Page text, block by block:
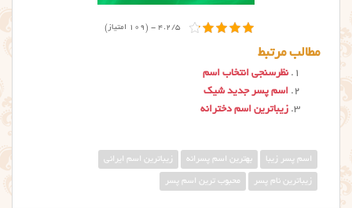
4.2/5 - (109 امتیاز)
مطالب مرتبط
نظرسنجی انتخاب اسم
اسم پسر جدید شیک
زیباترین اسم دخترانه
اسم پسر زیبا بهترین اسم پسرانه زیباترین اسم ایرانی
زیباترین نام پسر محبوب ترین اسم پسر